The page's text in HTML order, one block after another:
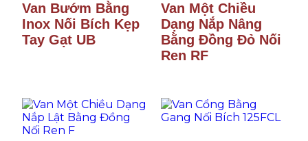
Van Bướm Bằng
Inox Nối Bích Kẹp
Tay Gạt UB
Van Một Chiều
Dạng Nắp Nâng
Bằng Đồng Đỏ Nối
Ren RF